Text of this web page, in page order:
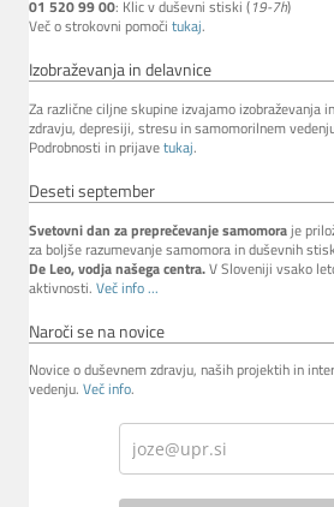
01 520 99 00: Klic v duševni stiski (19-7h)
Več o strokovni pomoči tukaj.
Izobraževanja in delavnice
Za različne ciljne skupine izvajamo izobraževanja
zdravju, depresiji, stresu in samomorilnem
Podrobnosti in prijavetukaj.
Deseti september
Svetovni dan za preprečevanje samomora je
za boljše razumevanje samomora in duševnih
De Leo, vodja našega centra.V Sloveniji vsako
aktivnosti. Več info ...
Naroči se na novice
Novice o duševnem zdravju, naših projektih in
vedenju. Več info.